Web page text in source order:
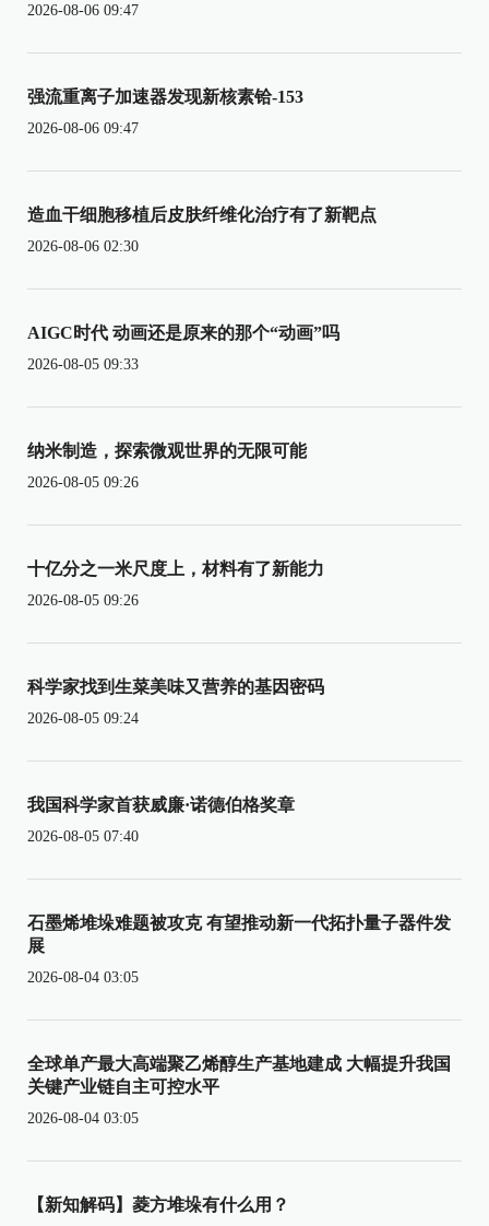
2026-08-06 09:47
强流重离子加速器发现新核素铪-153
2026-08-06 09:47
造血干细胞移植后皮肤纤维化治疗有了新靶点
2026-08-06 02:30
AIGC时代 动画还是原来的那个“动画”吗
2026-08-05 09:33
纳米制造，探索微观世界的无限可能
2026-08-05 09:26
十亿分之一米尺度上，材料有了新能力
2026-08-05 09:26
科学家找到生菜美味又营养的基因密码
2026-08-05 09:24
我国科学家首获威廉·诺德伯格奖章
2026-08-05 07:40
石墨烯堆垛难题被攻克 有望推动新一代拓扑量子器件发
展
2026-08-04 03:05
全球单产最大高端聚乙烯醇生产基地建成 大幅提升我国
关键产业链自主可控水平
2026-08-04 03:05
【新知解码】菱方堆垛有什么用？